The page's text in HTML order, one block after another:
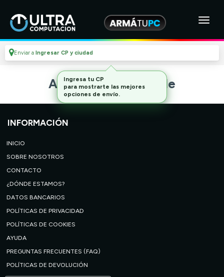
Enviar a Ingresar CP y ciudad
Artículo no disponible
INFORMACIÓN
INICIO
SOBRE NOSOTROS
CONTACTO
¿DÓNDE ESTAMOS?
DATOS BANCARIOS
POLÍTICAS DE PRIVACIDAD
POLÍTICAS DE COOKIES
AYUDA
PREGUNTAS FRECUENTES (FAQ)
POLÍTICAS DE DEVOLUCIÓN
Ingresa tu CP
para mostrarte las mejores
opciones de envío.